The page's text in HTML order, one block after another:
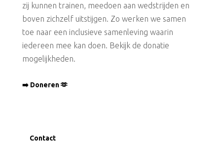
zij kunnen trainen, meedoen aan wedstrijden en
boven zichzelf uitstijgen. Zo werken we samen
toe naar een inclusieve samenleving waarin
iedereen mee kan doen. Bekijk de donatie
mogelijkheden.
➡️ Doneren 🫶
Contact